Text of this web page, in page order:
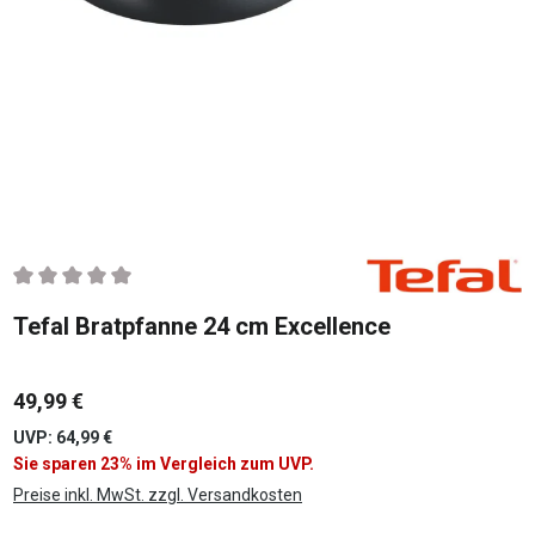
Durchschnittliche Bewertung von 0 von 5 Sternen
Tefal Bratpfanne 24 cm Excellence
49,99 €
UVP: 64,99 €
Sie sparen 23% im Vergleich zum UVP.
Preise inkl. MwSt. zzgl. Versandkosten